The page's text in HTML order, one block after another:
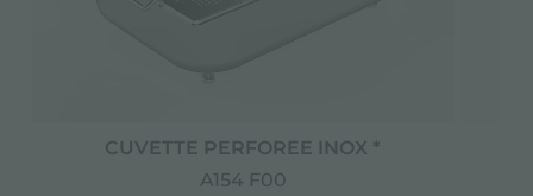
CUVETTE PERFOREE INOX *
A154 F00